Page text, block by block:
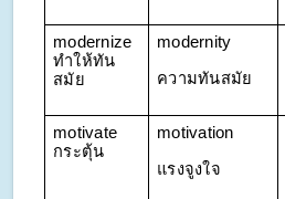
modernize
ทำให้ทัน
สมัย
modernity
ความทันสมัย
motivate
กระตุ้น
motivation
แรงจูงใจ